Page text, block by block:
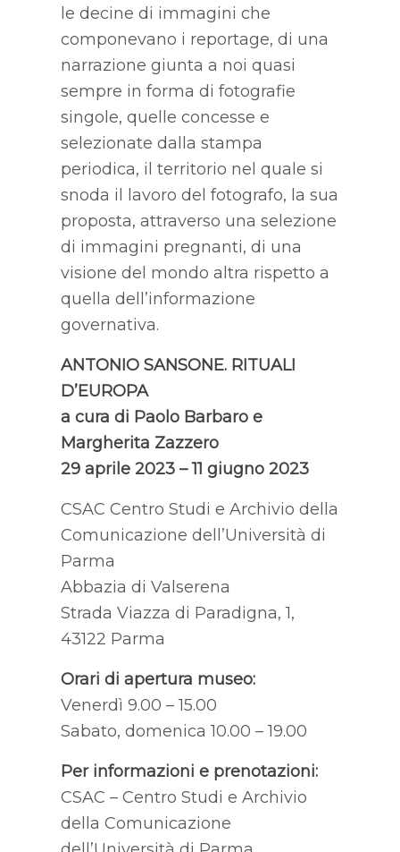
le decine di immagini che
componevano i reportage, di una
narrazione giunta a noi quasi
sempre in forma di fotografie
singole, quelle concesse e
selezionate dalla stampa
periodica, il territorio nel quale si
snoda il lavoro del fotografo, la sua
proposta, attraverso una selezione
di immagini pregnanti, di una
visione del mondo altra rispetto a
quella dell’informazione
governativa.
ANTONIO SANSONE. RITUALI
D’EUROPA
a cura di Paolo Barbaro e
Margherita Zazzero
29 aprile 2023 – 11 giugno 2023
CSAC Centro Studi e Archivio della
Comunicazione dell’Università di
Parma
Abbazia di Valserena
Strada Viazza di Paradigna, 1,
43122 Parma
Orari di apertura museo:
Venerdì 9.00 – 15.00
Sabato, domenica 10.00 – 19.00
Per informazioni e prenotazioni:
CSAC – Centro Studi e Archivio
della Comunicazione